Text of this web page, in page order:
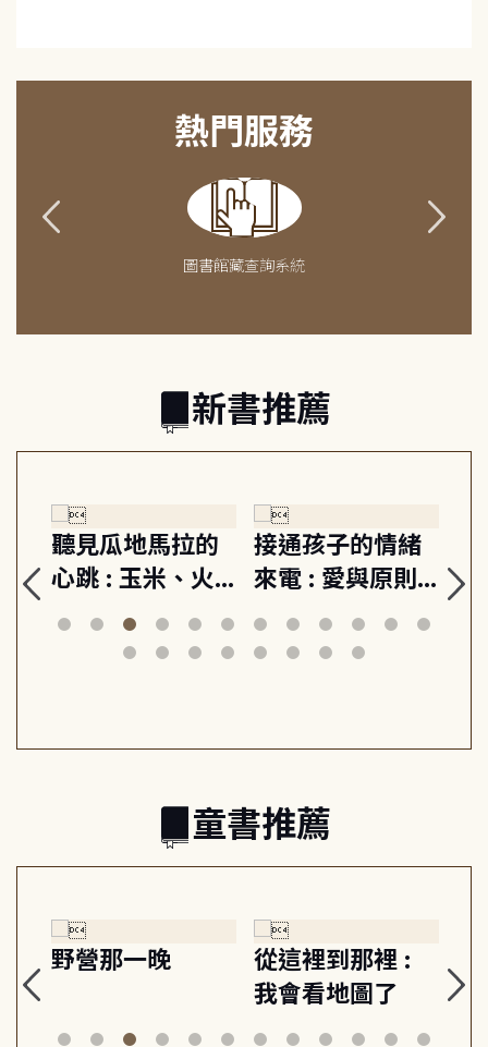
熱門服務
圖書館藏查詢系統
新書推薦
重啟你的情緒開
關 : 高壓人生不
爆炸指南, 5分鐘
減輕身心壓力, 找
成熟大人的幸福
上手力 : 擁抱平
凡中的每個燦爛
時刻, 給匱乏世代
球
童書推薦
從這裡到那裡 :
狗探長史丹利和
美術館神祕竊盜
案